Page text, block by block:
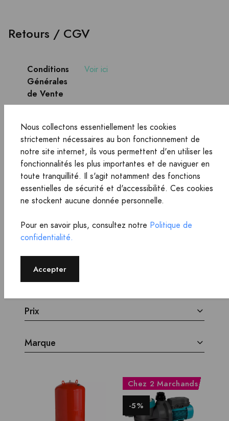
Retours / CGV
Conditions
Générales
de Vente
Voir ici
de retour
Produits
Recherche produits "1824461"
Trier par :
Filtre
Prix
Marque
Chez 2 Marchands
-5%
Nous collectons essentiellement les cookies
strictement nécessaires au bon fonctionnement de
notre site internet, ils vous permettent d'en utiliser les
fonctionnalités les plus importantes et de naviguer en
toute tranquillité. Il s'agit notamment des fonctions
essentielles de sécurité et d'accessibilité. Ces cookies
ne stockent aucune donnée personnelle.
Pour en savoir plus, consultez notre Politique de
confidentialité.
Accepter